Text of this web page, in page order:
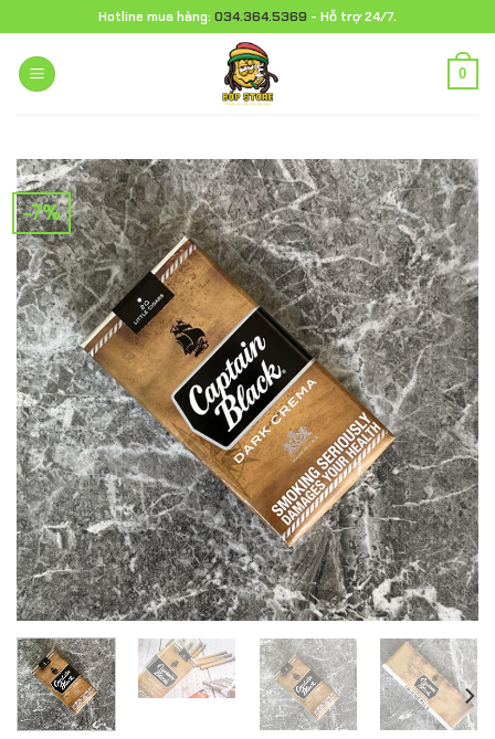
đến
nội
dung
Hotline mua hàng: 034.364.5369 - Hỗ trợ 24/7.
0
-7%